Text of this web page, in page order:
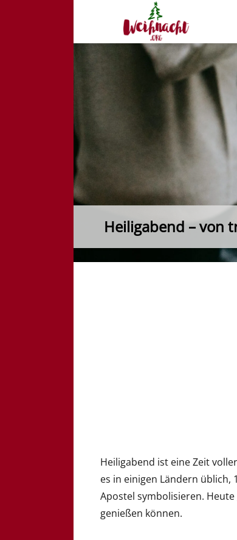
Heiligabend – von
Heiligabend ist eine Zeit
es in einigen Ländern
Apostel symbolisieren.
genießen können.